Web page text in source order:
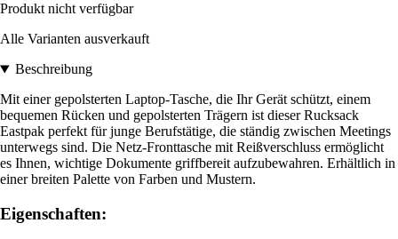
Produkt nicht verfügbar
Alle Varianten ausverkauft
Beschreibung
Mit einer gepolsterten Laptop-Tasche, die Ihr Gerät schützt, einem
bequemen Rücken und gepolsterten Trägern ist dieser Rucksack
Eastpak perfekt für junge Berufstätige, die ständig zwischen Meetings
unterwegs sind. Die Netz-Fronttasche mit Reißverschluss ermöglicht
es Ihnen, wichtige Dokumente griffbereit aufzubewahren. Erhältlich in
einer breiten Palette von Farben und Mustern.
Eigenschaften: